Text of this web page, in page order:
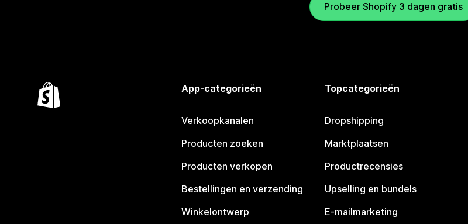
Probeer Shopify 3 dagen gratis
App-categorieën
Verkoopkanalen
Producten zoeken
Producten verkopen
Bestellingen en verzending
Winkelontwerp
Topcategorieën
Dropshipping
Marktplaatsen
Productrecensies
Upselling en bundels
E-mailmarketing